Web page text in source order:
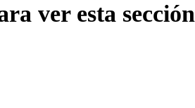
ver esta sección